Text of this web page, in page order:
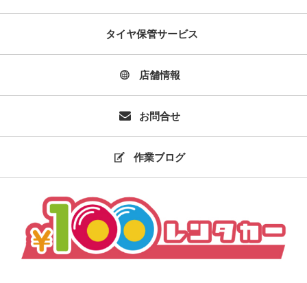
タイヤ保管サービス
店舗情報
お問合せ
作業ブログ